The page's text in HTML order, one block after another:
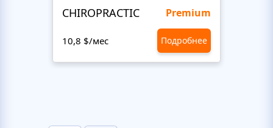
CHIROPRACTIC Premium
10,8 $/мес Подробнее